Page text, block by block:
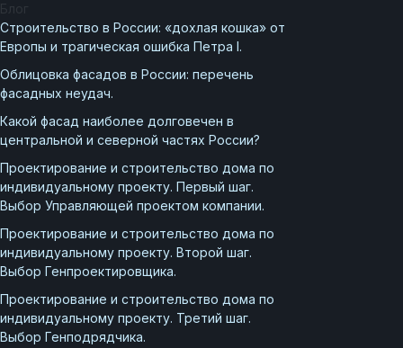
Блог
Строительство в России: «дохлая кошка» от
Европы и трагическая ошибка Петра I.
Облицовка фасадов в России: перечень
фасадных неудач.
Какой фасад наиболее долговечен в
центральной и северной частях России?
Проектирование и строительство дома по
индивидуальному проекту. Первый шаг.
Выбор Управляющей проектом компании.
Проектирование и строительство дома по
индивидуальному проекту. Второй шаг.
Выбор Генпроектировщика.
Проектирование и строительство дома по
индивидуальному проекту. Третий шаг.
Выбор Генподрядчика.